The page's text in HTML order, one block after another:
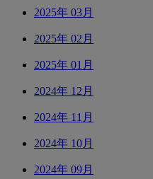
2025年 03月
2025年 02月
2025年 01月
2024年 12月
2024年 11月
2024年 10月
2024年 09月